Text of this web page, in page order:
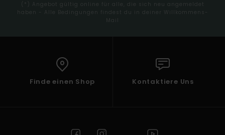
(*) Angebot gültig online für alle, die sich neu angemeldet
haben - Alle Bedingungen findest du in deiner Willkommens-
Mail
Finde einen Shop Kontaktiere Uns